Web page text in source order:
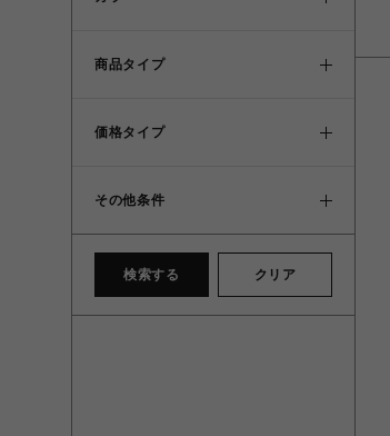
商品タイプ
価格タイプ
その他条件
検索する クリア